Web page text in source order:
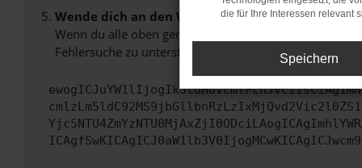
Wende dich an den Webseitenbetreiber.
Wenn du alle oben genannten Schritte versucht hast,
Fehlersuche zu unterstützen:
die für Ihre Interessen relevant
Speichern